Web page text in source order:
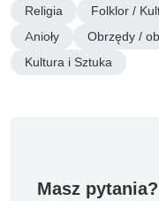
Religia Folklor /
Anioły
Obrzędy /
Kultura i Sztuka
Masz